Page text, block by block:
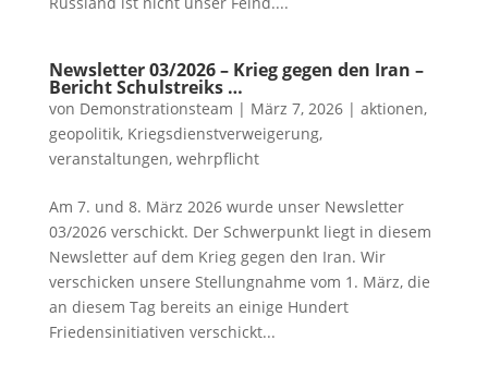
Newsletter 03/2026 – Krieg gegen den Iran –
Bericht Schulstreiks …
von Demonstrationsteam | März 7, 2026| aktionen,
geopolitik, Kriegsdienstverweigerung,
veranstaltungen, wehrpflicht
Am 7. und 8. März 2026 wurde unser Newsletter
03/2026 verschickt. Der Schwerpunkt liegt in diesem
Newsletter auf dem Krieg gegen den Iran. Wir
verschicken unsere Stellungnahme vom 1. März, die
an diesem Tag bereits an einige Hundert
Friedensinitiativen verschickt...